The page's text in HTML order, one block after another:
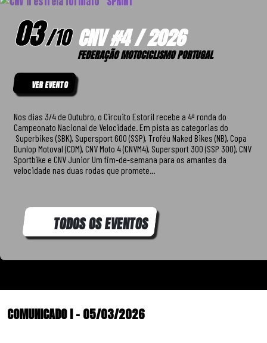
03/10 CNV #4 / 2026
FEDERAÇÃO MOTOCICLISMO PORTUGAL
VER EVENTO
Nos dias 3/4 de Outubro, o Circuito Estoril recebe a 4ª ronda do
Campeonato Nacional de Velocidade. Em pista as categorias do
Superbikes (SBK), Supersport 600 (SSP), Troféu Naked Bikes (NB), Copa
Dunlop Motoval (CDM), CNV Moto 4 (CNVM4), Supersport 300 (SSP 300), CNV
Sportbike e CNV Junior Um fim-de-semana para os amantes da
velocidade nas duas rodas que promete...
TODOS OS EVENTOS
COMUNICADO I – 05/03/2026